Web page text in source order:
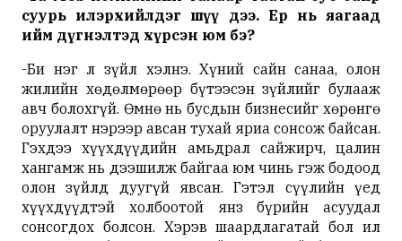
суурь илэрхийлдэг шүү дээ.Ер нь яагаад
ийм дүгнэлтэд хүрсэн юм бэ?
-Би нэг л зүйл хэлнэ. Хүний сайн санаа, олон
жилийн хөдөлмөрөөр бүтээсэн зүйлийг булааж
авч болохгүй. Өмнө нь бусдын бизнесийг хөрөнгө
оруулалт нэрээр авсан тухай яриа сонсож байсан.
Гэхдээ хүүхдүүдийн амьдрал сайжирч, цалин
хангамж нь дээшилж байгаа юм чинь гэж бодоод
олон зүйлд дуугүй явсан. Гэтэл сүүлийн үед
хүүхдүүдтэй холбоотой янз бүрийн асуудал
сонсогдох болсон. Хэрэв шаардлагатай бол ил